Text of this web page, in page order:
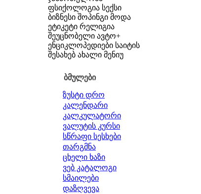
ფსიქოლოგია სექსი
ბიზნესი შოპინგი მოდა
ეტიკეტი რელიგია
შეუცნობელი ავტო+
ენციკლოპედიები საიტის
შესახებ ახალი მენიუ
ბმულები
ზუსტი დრო
კალენდარი
კალკულატორი
ვალუტის კურსი
სწრაფი სესხები
თარგმნა
ცხელი ხაზი
ვებ კატალოგი
სმაილები
დაზღვევა